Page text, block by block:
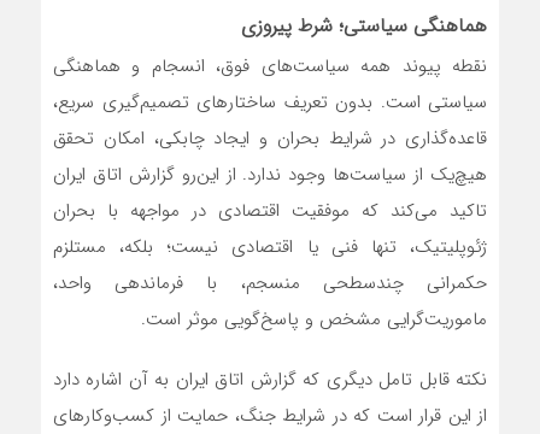
هماهنگی سیاستی؛ شرط پیروزی
نقطه پیوند همه سیاست‌های فوق، انسجام و هماهنگی
سیاستی است. بدون تعریف ساختارهای تصمیم‌گیری سریع،
قاعده‌گذاری در شرایط بحران و ایجاد چابکی، امکان تحقق
هیچ‌یک از سیاست‌ها وجود ندارد. از این‌رو گزارش اتاق ایران
تاکید می‌کند که موفقیت اقتصادی در مواجهه با بحران
ژئوپلیتیک، تنها فنی یا اقتصادی نیست؛ بلکه، مستلزم
حکمرانی چندسطحی منسجم، با فرماندهی واحد،
ماموریت‌گرایی مشخص و پاسخ‌گویی موثر است.
نکته قابل تامل دیگری که گزارش اتاق ایران به آن اشاره دارد
از این قرار است که در شرایط جنگ، حمایت از کسب‌وکارهای